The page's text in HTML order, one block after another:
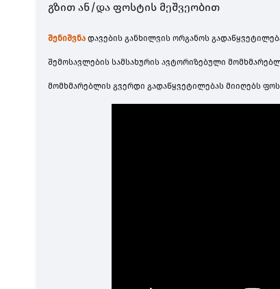
გზით ან/და ფოსტის მეშვეობით
შენიშვნა დავების განხილვის ორგანოს
შემოსავლების სამსახურის ავტორიზებული
მომხმარებლის გვერდი გადაწყვეტილებას მიიღებს